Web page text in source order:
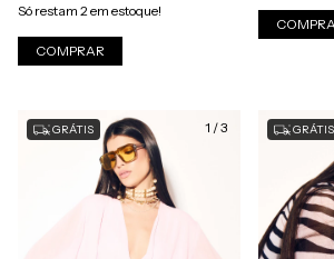
Só restam 2 em estoque!
COMPRAR
1 /3
GRÁTIS GRÁTIS